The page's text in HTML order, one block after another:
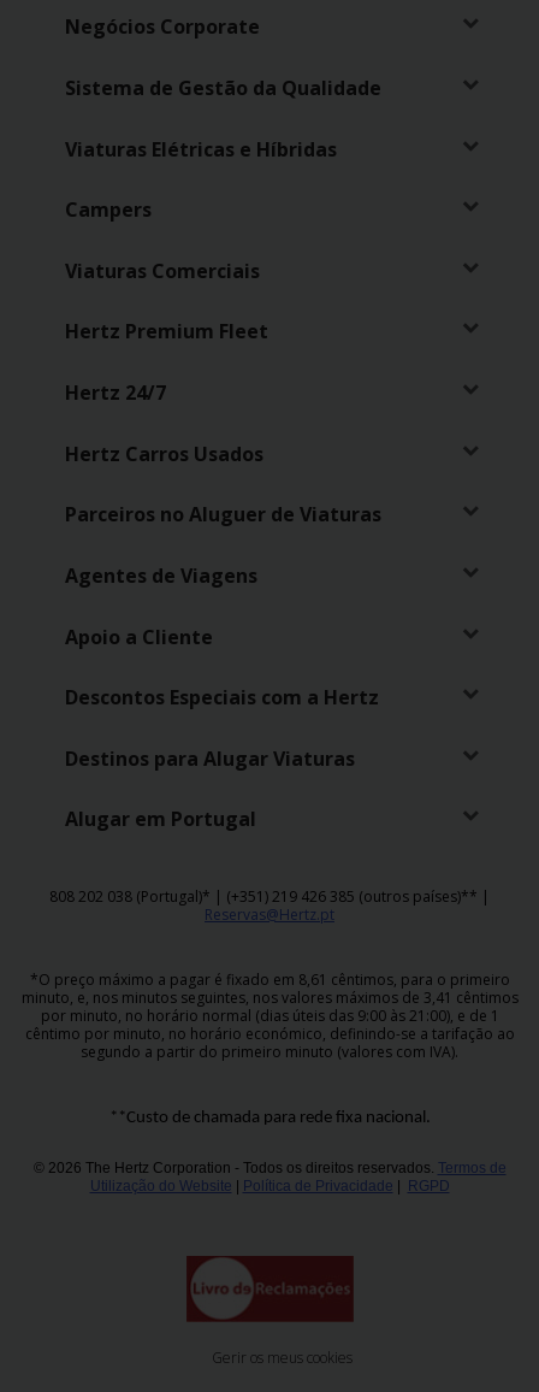
Negócios Corporate
Sistema de Gestão da Qualidade
Viaturas Elétricas e Híbridas
Campers
Viaturas Comerciais
Hertz Premium Fleet
Hertz 24/7
Hertz Carros Usados
Parceiros no Aluguer de Viaturas
Agentes de Viagens
Apoio a Cliente
Descontos Especiais com a Hertz
Destinos para Alugar Viaturas
Alugar em Portugal
808 202 038 (Portugal)* | (+351) 219 426 385 (outros países)** |
Reservas@Hertz.pt
*O preço máximo a pagar é fixado em 8,61 cêntimos, para o primeiro
minuto, e, nos minutos seguintes, nos valores máximos de 3,41 cêntimos
por minuto, no horário normal (dias úteis das 9:00 às 21:00), e de 1
cêntimo por minuto, no horário económico, definindo-se a tarifação ao
segundo a partir do primeiro minuto (valores com IVA).
**Custo de chamada para rede fixa nacional.
© 2026 The Hertz Corporation - Todos os direitos reservados. Termos de
Utilização do Website
Política de Privacidade RGPD
Gerir os meus cookies